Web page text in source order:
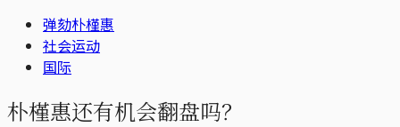
弹劾朴槿惠
社会运动
国际
朴槿惠还有机会翻盘吗？